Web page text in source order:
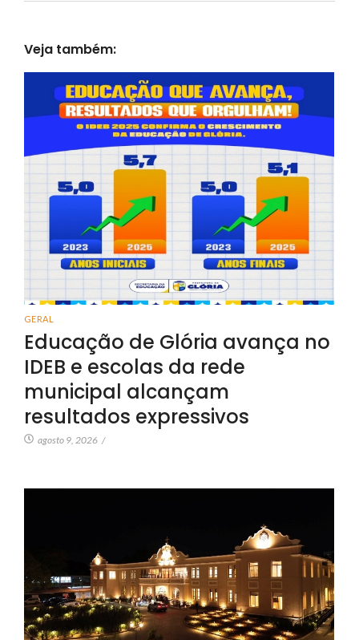
Veja também:
GERAL
Educação de Glória avança no
IDEB e escolas da rede
municipal alcançam
resultados expressivos
agosto 9, 2026 /